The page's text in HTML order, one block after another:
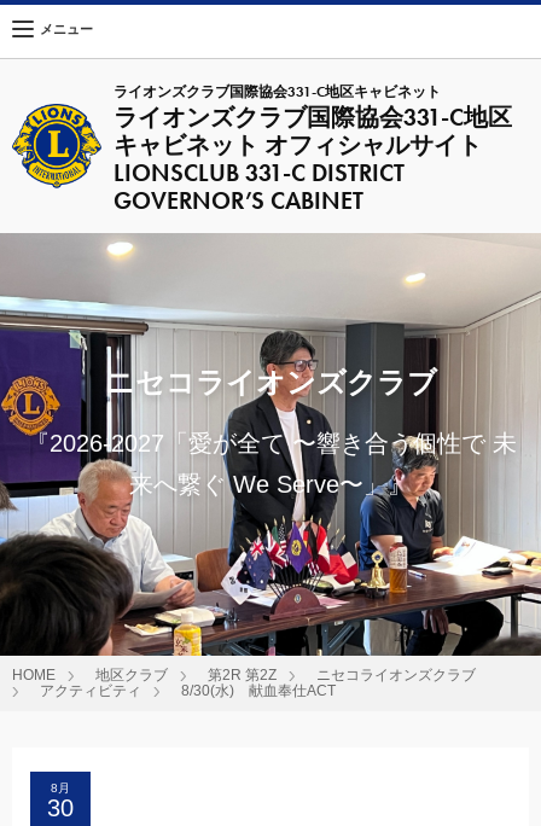
ライオンズクラブ国際協会331-C地区キャビネット
ライオンズクラブ国際協会331-C地区
キャビネット オフィシャルサイト
LIONSCLUB 331-C DISTRICT
GOVERNOR’S CABINET
メニュー
ニセコライオンズクラブ
『2026-2027「愛が全て 〜響き合う個性で 未
来へ繋ぐ We Serve〜」』
HOME 地区クラブ 第2R 第2Z
ニセコライオンズクラブ
アクティビティ
8/30(水) 献血奉仕ACT
8月
30